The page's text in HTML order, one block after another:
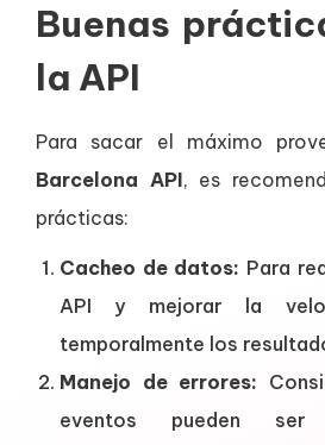
Buenas
la API
Para sacar el máximo
Barcelona API, es
prácticas:
Cacheo de datos: Para
API y mejorar la
temporalmente los
Manejo de errores:
eventos pueden ser